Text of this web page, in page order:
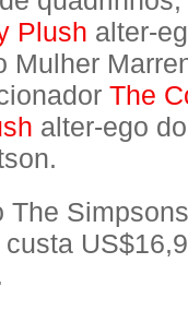
Plush alter-
Mulher
The
alter-ego
The